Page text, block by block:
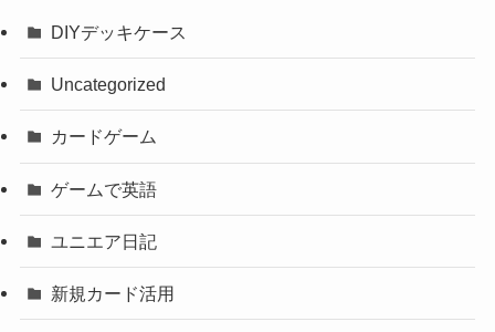
DIYデッキケース
Uncategorized
カードゲーム
ゲームで英語
ユニエア日記
新規カード活用